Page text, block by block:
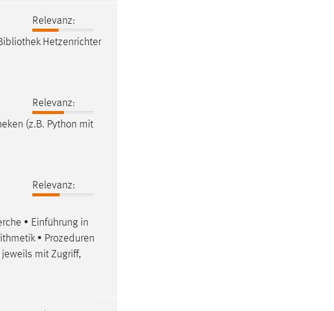
Relevanz:
Hetzenrichter
Relevanz:
(z.B. Python mit
Relevanz:
• Einführung in
• Prozeduren
mit Zugriff,